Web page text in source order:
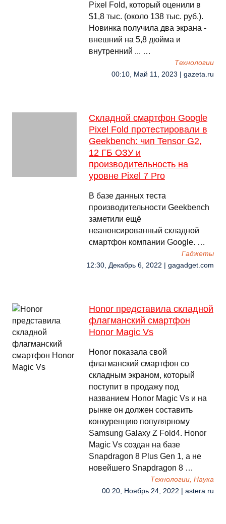
Pixel Fold, который оценили в
$1,8 тыс. (около 138 тыс. руб.).
Новинка получила два экрана -
внешний на 5,8 дюйма и
внутренний ... …
Технологии
00:10, Май 11, 2023 | gazeta.ru
Складной смартфон Google
Pixel Fold протестировали в
Geekbench: чип Tensor G2,
12 ГБ ОЗУ и
производительность на
уровне Pixel 7 Pro
В базе данных теста
производительности Geekbench
заметили ещё
неанонсированный складной
смартфон компании Google. …
Гаджеты
12:30, Декабрь 6, 2022 | gagadget.com
Honor представила складной
флагманский смартфон
Honor Magic Vs
Honor показала свой
флагманский смартфон со
складным экраном, который
поступит в продажу под
названием Honor Magic Vs и на
рынке он должен составить
конкуренцию популярному
Samsung Galaxy Z Fold4. Honor
Magic Vs создан на базе
Snapdragon 8 Plus Gen 1, а не
новейшего Snapdragon 8 …
Технологии, Наука
00:20, Ноябрь 24, 2022 | astera.ru